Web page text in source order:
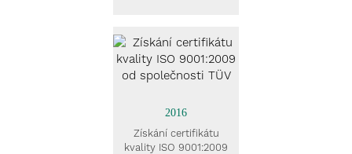
2016
Získání certifikátu
kvality ISO 9001:2009